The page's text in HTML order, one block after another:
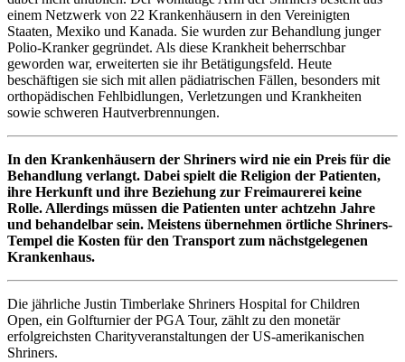
einem Netzwerk von 22 Krankenhäusern in den Vereinigten
Staaten, Mexiko und Kanada. Sie wurden zur Behandlung junger
Polio-Kranker gegründet. Als diese Krankheit beherrschbar
geworden war, erweiterten sie ihr Betätigungsfeld. Heute
beschäftigen sie sich mit allen pädiatrischen Fällen, besonders mit
orthopädischen Fehlbidlungen, Verletzungen und Krankheiten
sowie schweren Hautverbrennungen.
In den Krankenhäusern der Shriners wird nie ein Preis für die
Behandlung verlangt. Dabei spielt die Religion der Patienten,
ihre Herkunft und ihre Beziehung zur Freimaurerei keine
Rolle. Allerdings müssen die Patienten unter achtzehn Jahre
und behandelbar sein. Meistens übernehmen örtliche Shriners-
Tempel die Kosten für den Transport zum nächstgelegenen
Krankenhaus.
Die jährliche Justin Timberlake Shriners Hospital for Children
Open, ein Golfturnier der PGA Tour, zählt zu den monetär
erfolgreichsten Charityveranstaltungen der US-amerikanischen
Shriners.